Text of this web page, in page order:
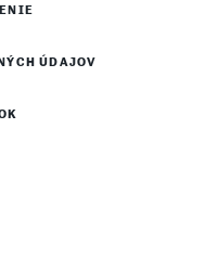
ÚDAJOV